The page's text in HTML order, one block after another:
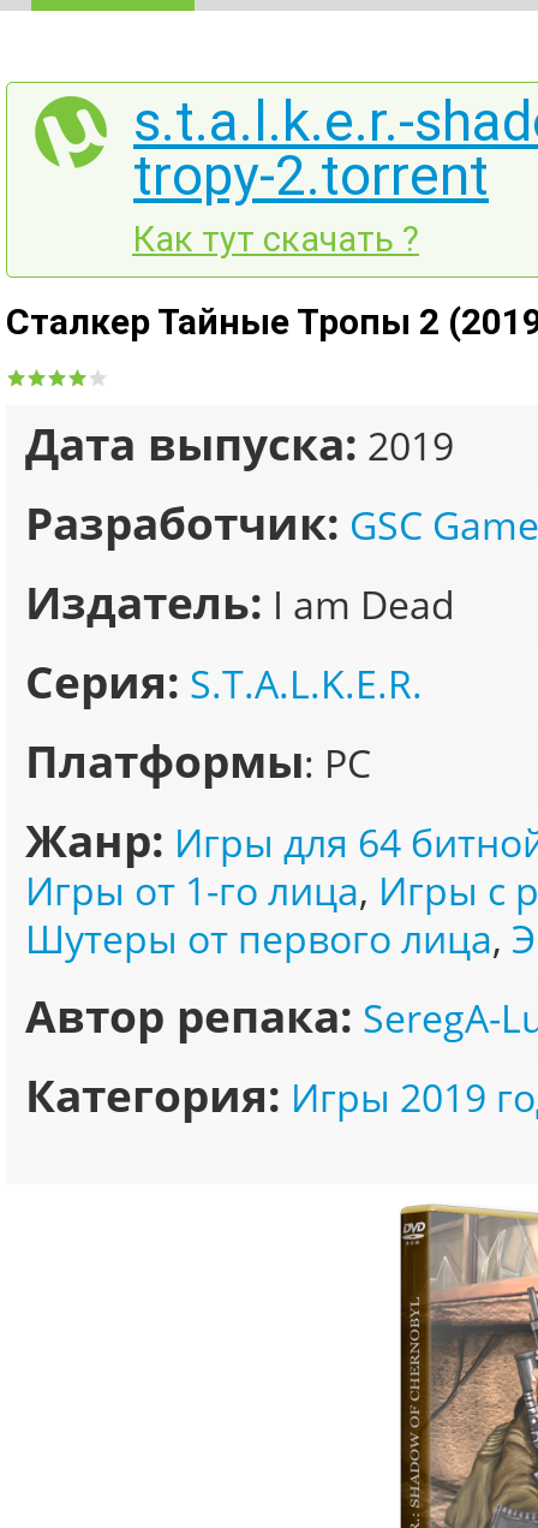
s.t.a.l.k.e.r.-
tropy-2.torrent
Как тут скачать ?
Сталкер Тайные Тропы 2
Дата выпуска: 2019
Разработчик: GSC
Издатель: I am Dead
Серия: S.T.A.L.K.E.R.
Платформы: PC
Жанр: Игры для 64
Игры от 1-го лица, Игры с
Шутеры от первого лица,
Автор репака: SeregA-
Категория: Игры 2019